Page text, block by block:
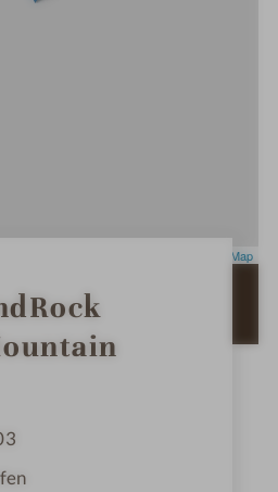
OpenStreetMap
MIT GOOGLE